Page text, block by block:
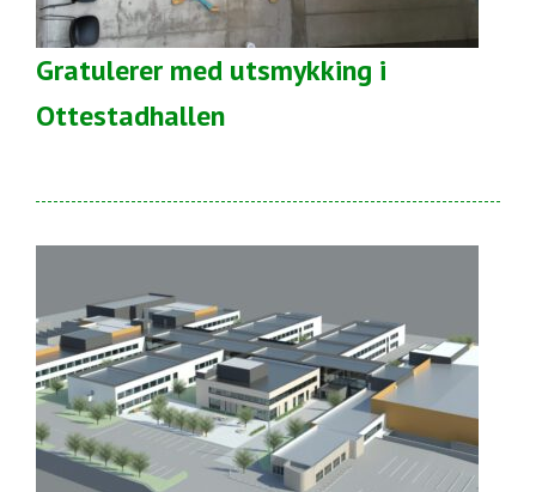
Gratulerer med utsmykking i
Ottestadhallen